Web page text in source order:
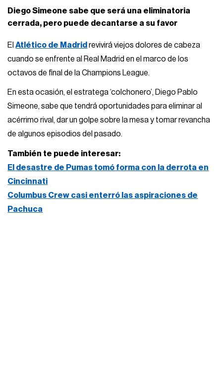
Diego Simeone sabe que será una eliminatoria
cerrada, pero puede decantarse a su favor
ElAtlético de Madrid revivirá viejos dolores de cabeza
cuando se enfrente al Real Madrid en el marco de los
octavos de final de la Champions League.
En esta ocasión, el estratega ‘colchonero’, Diego Pablo
Simeone, sabe que tendrá oportunidades para eliminar al
acérrimo rival, dar un golpe sobre la mesa y tomar revancha
de algunos episodios del pasado.
También te puede interesar:
El desastre de Pumas tomó forma con la derrota en
Cincinnati
Columbus Crew casi enterró las aspiraciones de
Pachuca